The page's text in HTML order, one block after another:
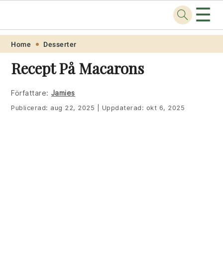
Skip
primary
navigation
Skip
main
content
Skip
primary
sidebar
Skip
footer
Recept.one ☰
Home Desserter
Recept På Macarons
Författare: Jamies
Publicerad: aug 22, 2025 Uppdaterad: okt 6, 2025